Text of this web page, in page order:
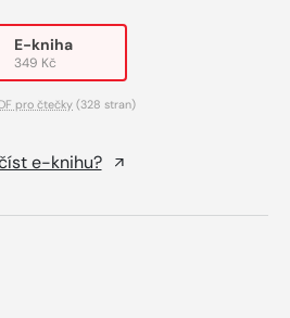
E-kniha
349 Kč
pro čtečky (328 stran)
e-knihu?